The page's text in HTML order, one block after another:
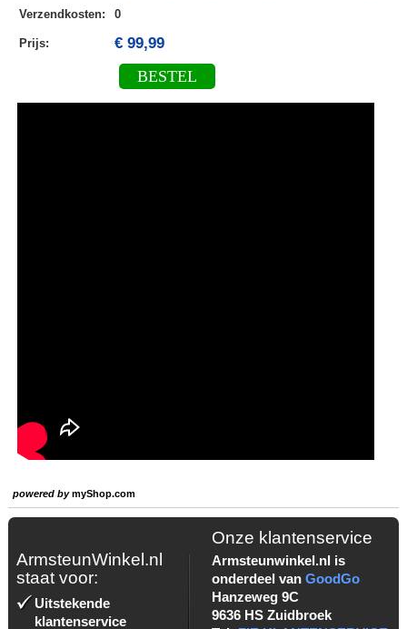
Verzendkosten: 0
Prijs: € 99,99
BESTEL
powered bymyShop.com
ArmsteunWinkel.nl
staat voor:
Uitstekende
klantenservice
Onze klantenservice
Armsteunwinkel.nl is
onderdeel van GoodGo
Hanzeweg 9C
9636 HS Zuidbroek